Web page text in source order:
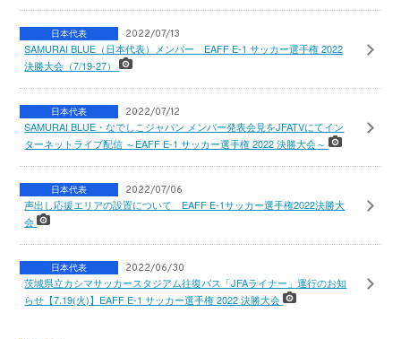
日本代表 2022/07/13
SAMURAI BLUE（日本代表）メンバー EAFF E-1 サッカー選手権 2022
決勝大会（7/19-27）
日本代表 2022/07/12
SAMURAI BLUE・なでしこジャパン メンバー発表会見をJFATVにてイン
ターネットライブ配信 ～EAFF E-1 サッカー選手権 2022 決勝大会～
日本代表 2022/07/06
声出し応援エリアの設置について EAFF E-1サッカー選手権2022決勝大
会
日本代表 2022/06/30
茨城県立カシマサッカースタジアム往復バス「JFAライナー」運行のお知
らせ【7.19(火)】EAFF E-1 サッカー選手権 2022 決勝大会